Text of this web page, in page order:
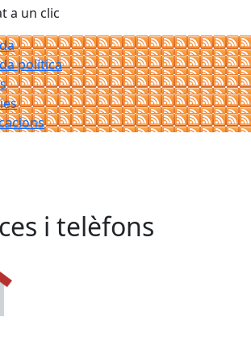
a un clic
política
i telèfons